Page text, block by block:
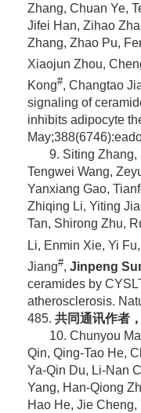
Zhang, Chuan Ye,
Jifei Han, Zihao
Zhang, Zhao Pu,
Xiaojun Zhou,
Kong#, Changtao
signaling of
inhibits adipocyte
9. Siting Zhang,
Tengwei Wang,
Yanxiang Gao,
Zhiqing Li, Yiting
Tan, Shirong Zhu,
Li, Enmin Xie, Yi
Jiang#, Jinpeng
ceramides by
atherosclerosis.
485. 共同通讯作者，
10. Chunyou
Qin, Qing-Tao He,
Ya-Qin Du, Li-Nan
Yang, Han-Qiong
Hao He, Jie